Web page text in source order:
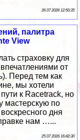
26 07 2026 12:50:35
палитра
View
страховку для
от
Перед тем как
мы хотели
к Racetrack, но
мастерскую по
дня
нам …...
25 07 2026 16:42:30